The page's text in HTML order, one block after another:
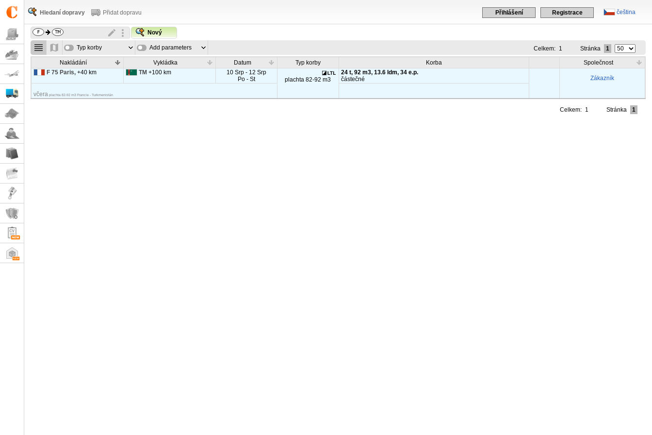
čeština
Přihlášení Registrace
Hledaní dopravy Přidat dopravu
Nový
Typ korby Add parameters Celkem: 1 Stránka 1
Nakládání Vykládka Datum Typ korby Korba
Společnost
F 75 Paris, +40 km TM +100 km
10 Srp - 12 Srp
Po - St
plachta 82-92 m3
24 t, 92 m3, 13.6 ldm, 34 e.p.
částečné
Zákazník
včera plachta 82-92 m3 Francie - Turkmenistán
Celkem: 1 Stránka 1